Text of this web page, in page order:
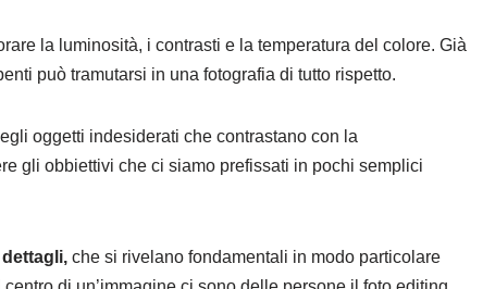
la luminosità, i contrasti e la temperatura del colore. Già
può tramutarsi in una fotografia di tutto rispetto.
oggetti indesiderati che contrastano con la
gli obbiettivi che ci siamo prefissati in pochi semplici
che si rivelano fondamentali in modo particolare